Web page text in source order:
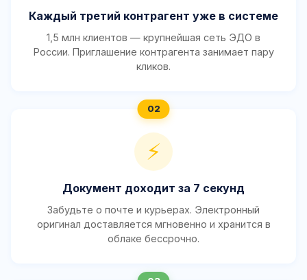
Каждый третий контрагент уже в системе
1,5 млн клиентов — крупнейшая сеть ЭДО в
России. Приглашение контрагента занимает пару
кликов.
⚡
Документ доходит за 7 секунд
Забудьте о почте и курьерах. Электронный
оригинал доставляется мгновенно и хранится в
облаке бессрочно.